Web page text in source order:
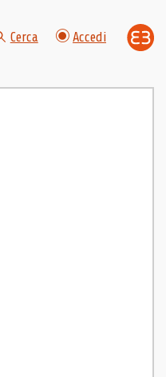
Cerca Accedi